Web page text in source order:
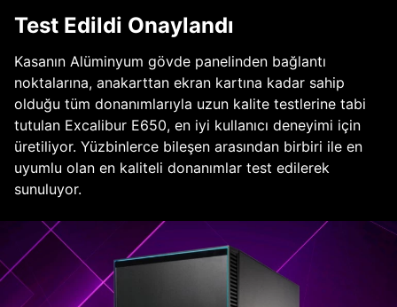
Test Edildi Onaylandı
Kasanın Alüminyum gövde panelinden bağlantı
noktalarına, anakarttan ekran kartına kadar sahip
olduğu tüm donanımlarıyla uzun kalite testlerine tabi
tutulan Excalibur E650, en iyi kullanıcı deneyimi için
üretiliyor. Yüzbinlerce bileşen arasından birbiri ile en
uyumlu olan en kaliteli donanımlar test edilerek
sunuluyor.